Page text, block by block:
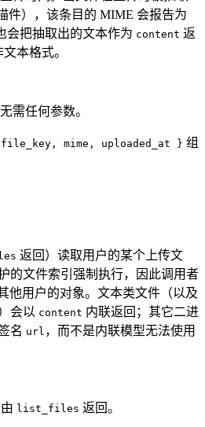
件），该条目的 MIME 会报告为
会把抽取出的文本作为 content 返
本格式。
需任何参数。
mime, uploaded_at } 组
返回）读取用户的某个上传文
的文件索引强制执行，因此调用者
他用户的对象。文本类文件（以及
会以 content 内联返回；其它二进
名 url ，而不是内联模型无法使用
list_files 返回。